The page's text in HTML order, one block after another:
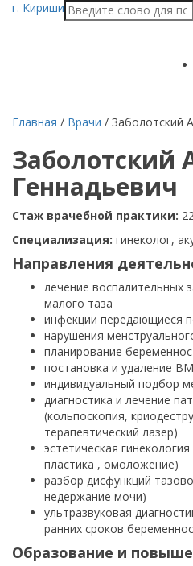
г. Кириши
Главная / Врачи / Заболотский
Заболотский
Геннадьевич
Стаж врачебной практики:
Специализация: гинеколог,
Направления
лечение воспалительных
малого таза
инфекции передающиеся
нарушения
планирование
постановка и удаление
индивидуальный подбор
диагностика и лечение
(кольпоскопия,
терапевтический лазер)
эстетическая
пластика , омоложение)
разбор дисфункций
недержание мочи)
ультразвуковая
ранних сроков
Образование и